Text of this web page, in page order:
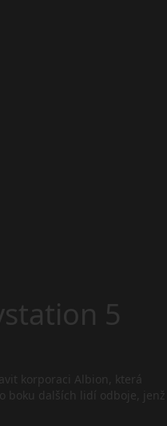
5
korporaci Albion, která
boku dalších lidí odboje, jenž